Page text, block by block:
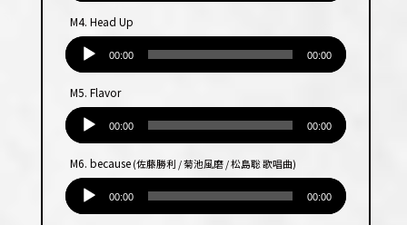
レー
ヤー
M4. Head Up
レー
ヤー
00:00 00:00
M5. Flavor
レー
ヤー
00:00 00:00
M6. because(佐藤勝利 / 菊池風磨 / 松島聡 歌唱曲)
00:00 00:00